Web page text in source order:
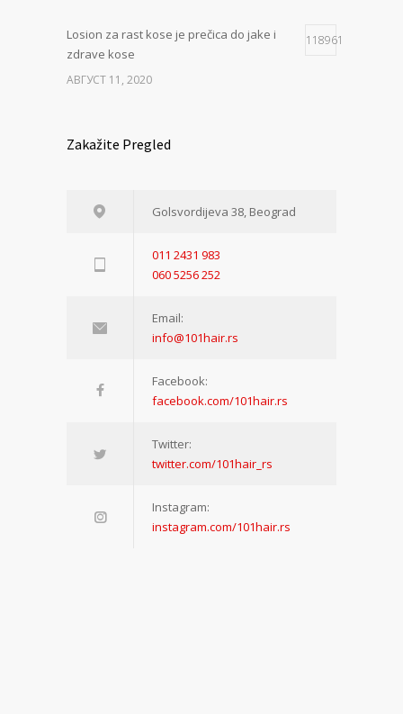
Losion za rast kose je prečica do jake i
zdrave kose
118961
АВГУСТ 11, 2020
Zakažite Pregled
Golsvordijeva 38, Beograd
011 2431 983
060 5256 252
Email:
info@101hair.rs
Facebook:
facebook.com/101hair.rs
Twitter:
twitter.com/101hair_rs
Instagram:
instagram.com/101hair.rs